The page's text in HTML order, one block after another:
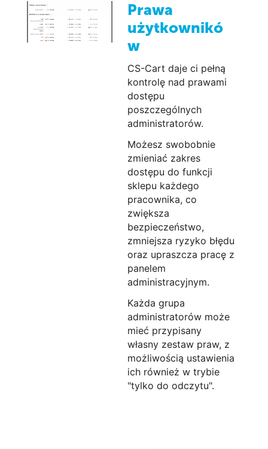
Prawa
użytkownikó
w
CS-Cart daje ci pełną
kontrolę nad prawami
dostępu
poszczególnych
administratorów.
Możesz swobobnie
zmieniać zakres
dostępu do funkcji
sklepu każdego
pracownika, co
zwiększa
bezpieczeństwo,
zmniejsza ryzyko błędu
oraz upraszcza pracę z
panelem
administracyjnym.
Każda grupa
administratorów może
mieć przypisany
własny zestaw praw, z
możliwością ustawienia
ich również w trybie
"tylko do odczytu".